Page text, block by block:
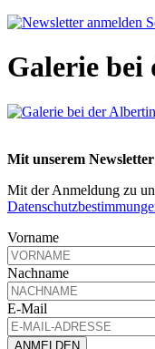
Galerie
Mit unserem
Mit der Anmeldung zu
Vorname
Nachname
E-Mail